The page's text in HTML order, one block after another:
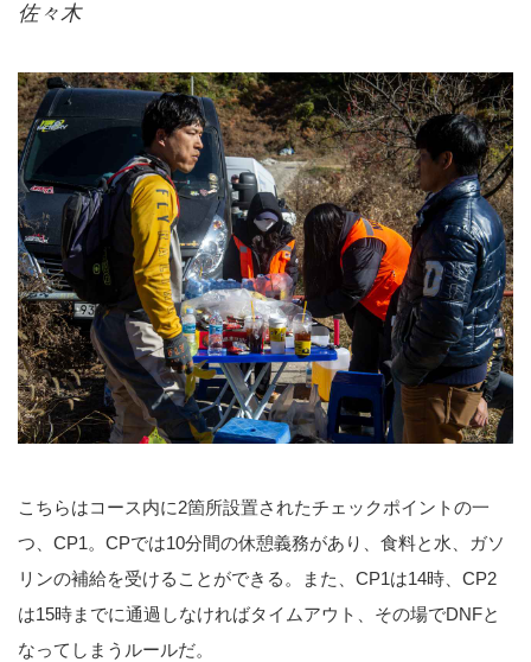
佐々木
こちらはコース内に2箇所設置されたチェックポイントの一
つ、CP1。CPでは10分間の休憩義務があり、食料と水、ガソ
リンの補給を受けることができる。また、CP1は14時、CP2
は15時までに通過しなければタイムアウト、その場でDNFと
なってしまうルールだ。